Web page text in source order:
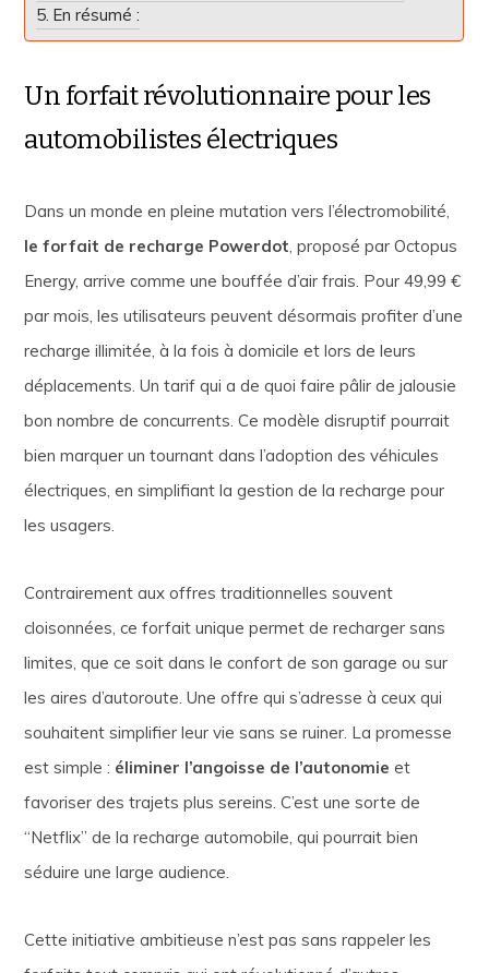
En résumé :
Un forfait révolutionnaire pour les
automobilistes électriques
Dans un monde en pleine mutation vers l’électromobilité,
le forfait de recharge Powerdot, proposé par Octopus
Energy, arrive comme une bouffée d’air frais. Pour 49,99 €
par mois, les utilisateurs peuvent désormais profiter d’une
recharge illimitée, à la fois à domicile et lors de leurs
déplacements. Un tarif qui a de quoi faire pâlir de jalousie
bon nombre de concurrents. Ce modèle disruptif pourrait
bien marquer un tournant dans l’adoption des véhicules
électriques, en simplifiant la gestion de la recharge pour
les usagers.
Contrairement aux offres traditionnelles souvent
cloisonnées, ce forfait unique permet de recharger sans
limites, que ce soit dans le confort de son garage ou sur
les aires d’autoroute. Une offre qui s’adresse à ceux qui
souhaitent simplifier leur vie sans se ruiner. La promesse
est simple : éliminer l’angoisse de l’autonomie et
favoriser des trajets plus sereins. C’est une sorte de
“Netflix” de la recharge automobile, qui pourrait bien
séduire une large audience.
Cette initiative ambitieuse n’est pas sans rappeler les